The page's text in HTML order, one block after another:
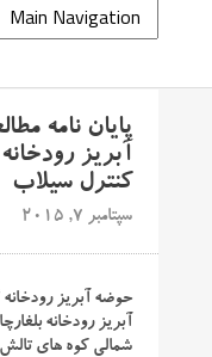
پایان نامه
آبریز
کنترل سیلاب
سپتامبر 7, 2015
حوضه آبریز
آبریز رودخانه
شمالی کوه های